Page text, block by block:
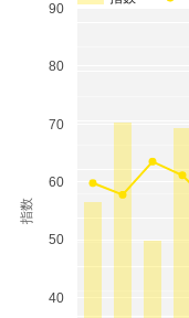
40
50
60
70
80
90
指数